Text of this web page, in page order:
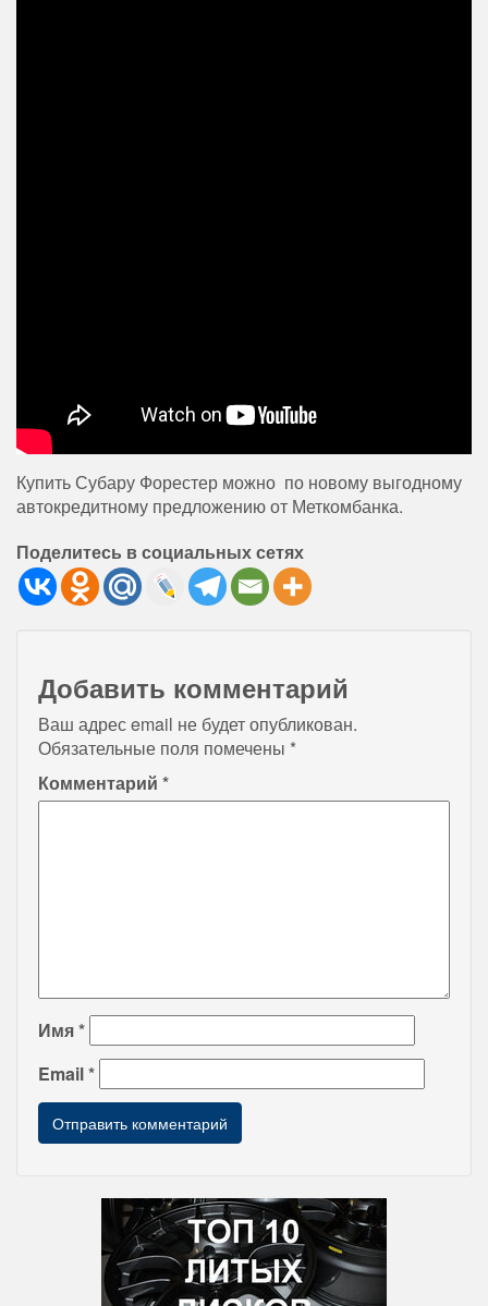
Купить Субару Форестер можно по новому выгодному
автокредитному предложению от Меткомбанка.
Поделитесь в социальных сетях
Добавить комментарий
Ваш адрес email не будет опубликован.
Обязательные поля помечены *
Комментарий *
Имя*
Email*